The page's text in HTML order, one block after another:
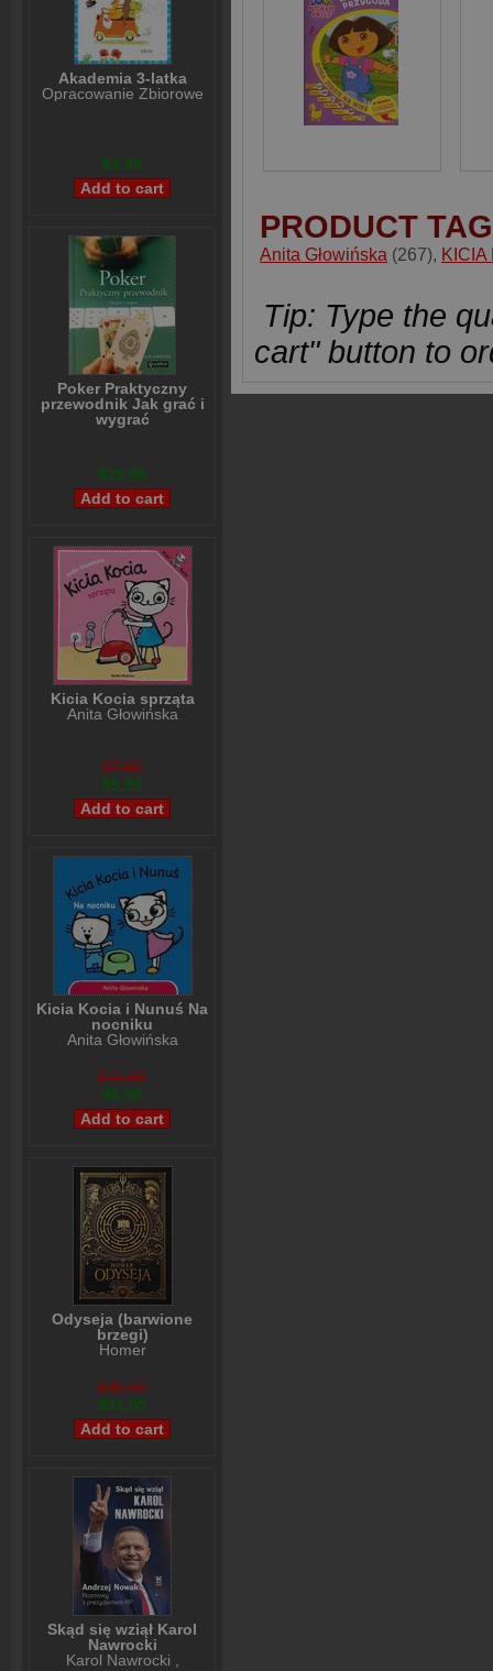
Akademia 3-latka
Opracowanie Zbiorowe
$2,99
Poker Praktyczny
przewodnik Jak grać i
wygrać
$23,98
Kicia Kocia sprząta
Anita Głowińska
$7,99
$5,99
Kicia Kocia i Nunuś Na
nocniku
Anita Głowińska
$10,98
$8,99
Odyseja (barwione
brzegi)
Homer
$40,10
$31,55
Skąd się wziął Karol
Nawrocki
Karol Nawrocki
PRODUCT
Anita Głowińska (267), KICIA
Tip: Type the
cart" button to